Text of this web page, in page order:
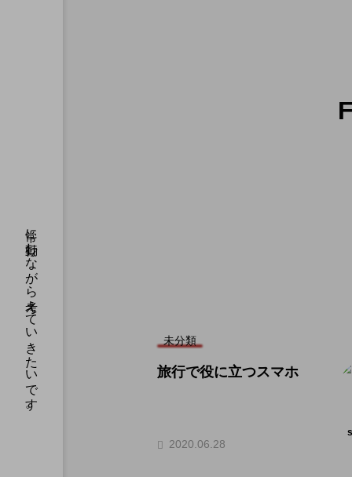
常に行動しながら考えていきたいです。 未分類
旅行で役に立つスマホ
2020.06.28